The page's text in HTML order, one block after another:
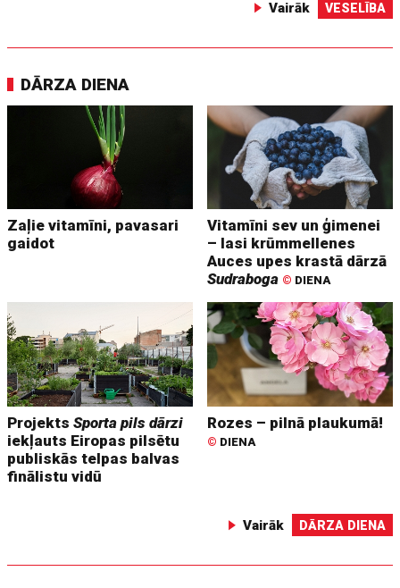
Vairāk VESELĪBA
DĀRZA DIENA
Zaļie vitamīni, pavasari
gaidot
Vitamīni sev un ģimenei
– lasi krūmmellenes
Auces upes krastā dārzā
Sudraboga © DIENA
ProjektsSporta pils dārzi
iekļauts Eiropas pilsētu
publiskās telpas balvas
finālistu vidū
Rozes – pilnā plaukumā!
© DIENA
Vairāk DĀRZA DIENA